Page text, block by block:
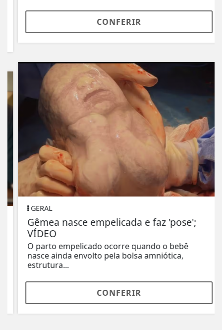
CONFERIR
GERAL
Gêmea nasce empelicada e faz 'pose';
VÍDEO
O parto empelicado ocorre quando o bebê
nasce ainda envolto pela bolsa amniótica,
estrutura...
CONFERIR